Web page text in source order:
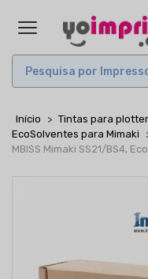
Início Tintas para
EcoSolventes para Mimaki
MBISS Mimaki SS21/BS4,